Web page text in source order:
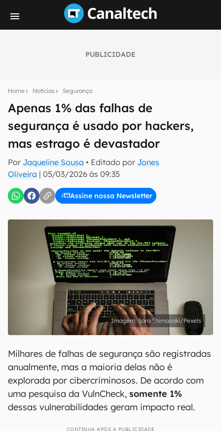
PUBLICIDADE
Home Notícias Segurança
Apenas 1% das falhas de
segurança é usado por hackers,
mas estrago é devastador
Por Jaqueline Sousa • Editado por Jones
Oliveira | 05/03/2026 às 09:35
Assine nossa Newsletter
notícias e reviews sobre tecnologia em primeira
E-mail
inscreva-se
Confirmo que li, aceito e concordo com os Termos de
Uso e Política de Privacidade do Canaltech.
Sora Shimazaki/Pexels
Milhares de falhas de segurança são registradas
anualmente, mas a maioria delas não é
explorada por cibercriminosos. De acordo com
uma pesquisa da VulnCheck, somente 1%
dessas vulnerabilidades geram impacto real.
CONTINUA APÓS A PUBLICIDADE